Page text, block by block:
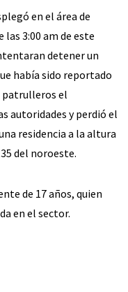
en el área de
las 3:00 am de este
detener un
había sido reportado
patrulleros el
autoridades y perdió el
residencia a la altura
del noroeste.
de 17 años, quien
en el sector.